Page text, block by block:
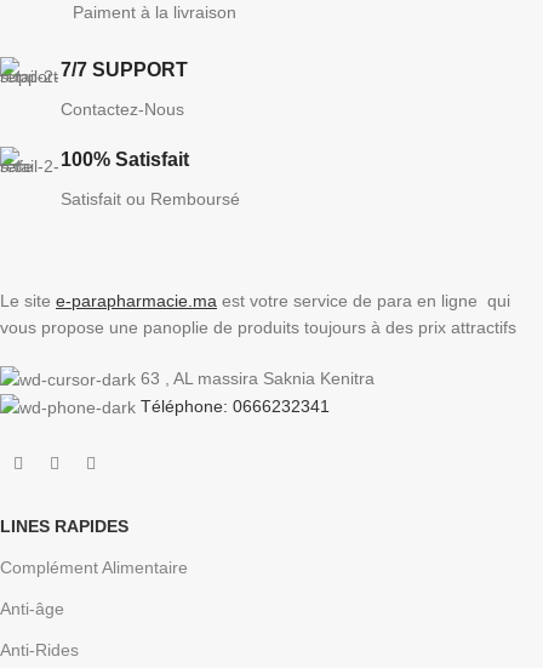
Paiment à la livraison
7/7 SUPPORT
Contactez-Nous
100% Satisfait
Satisfait ou Remboursé
Le site e-parapharmacie.ma est votre service de para en ligne qui
vous propose une panoplie de produits toujours à des prix attractifs
63 , AL massira Saknia Kenitra
Téléphone: 0666232341
LINES RAPIDES
Complément Alimentaire
Anti-âge
Anti-Rides